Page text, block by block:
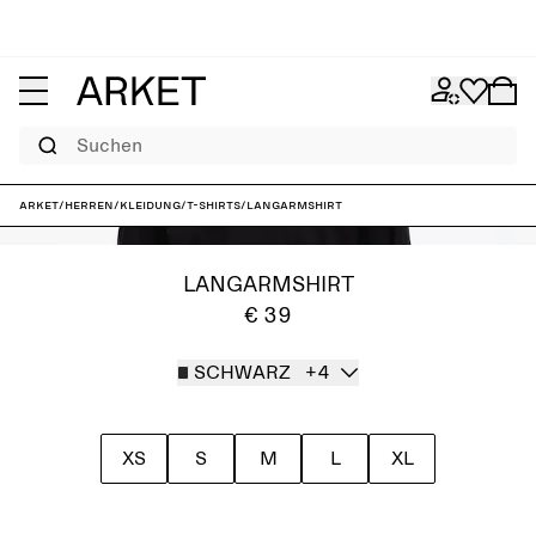
Suchen
ARKET/Herren/Kleidung/T-Shirts/Langarmshirt
LANGARMSHIRT
€ 39
SCHWARZ +4
XS S M L XL